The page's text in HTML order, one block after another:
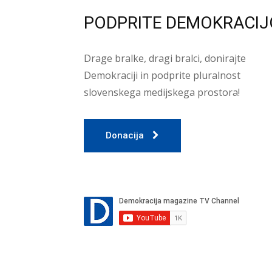
PODPRITE
Drage bralke, dragi bralci, donirajte
Demokraciji in podprite pluralnost
slovenskega medijskega prostora!
Donacija